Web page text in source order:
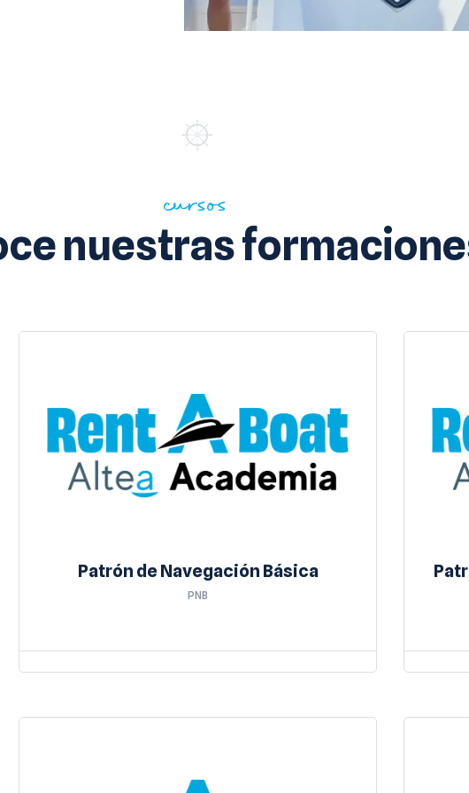
cursos
nuestras
Patrón de Navegación Básica
PNB